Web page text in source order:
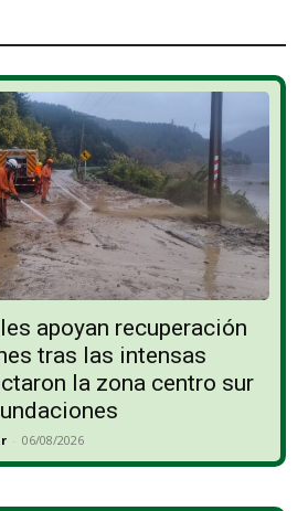
apoyan recuperación
tras las intensas
la zona centro sur
- 06/08/2026